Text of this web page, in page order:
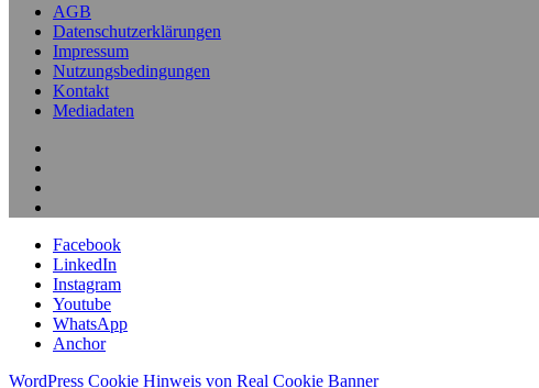
AGB
Datenschutzerklärungen
Impressum
Nutzungsbedingungen
Kontakt
Mediadaten
Facebook
LinkedIn
Instagram
Youtube
WhatsApp
Anchor
WordPress Cookie Hinweis von Real Cookie Banner